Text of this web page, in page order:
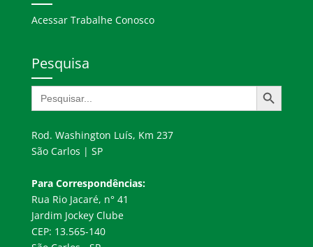
Acessar Trabalhe Conosco
Pesquisa
Search
for:
Search Button
Rod. Washington Luís, Km 237
São Carlos | SP
Para Correspondências:
Rua Rio Jacaré, n° 41
Jardim Jockey Clube
CEP: 13.565-140